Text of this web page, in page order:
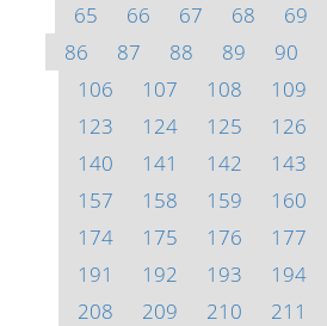
65
66 67 68 69
86
87 88 89 90
106
107 108 109
123
124 125 126
140
141 142 143
157
158 159 160
174
175 176 177
191
192 193 194
208
209 210 211